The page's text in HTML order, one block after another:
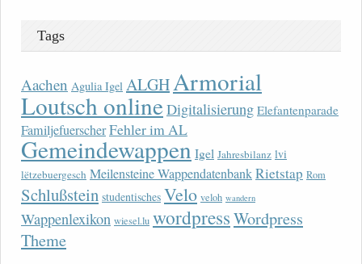
Tags
Aachen Agulia Igel ALGHArmorial
Loutsch onlineDigitalisierung Elefantenparade
FamiljefuerscherFehler im AL
Gemeindewappen Igel Jahresbilanz lvi
lëtzebuergesch Meilensteine WappendatenbankRietstap Rom
Schlußstein studentisches Velo veloh wandern
Wappenlexikon wiesel.lu wordpressWordpress
Theme